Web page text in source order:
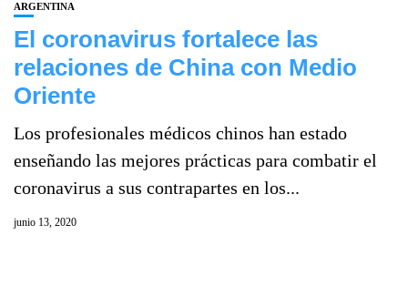
ARGENTINA
El coronavirus fortalece las
relaciones de China con Medio
Oriente
Los profesionales médicos chinos han estado
enseñando las mejores prácticas para combatir el
coronavirus a sus contrapartes en los...
junio 13, 2020